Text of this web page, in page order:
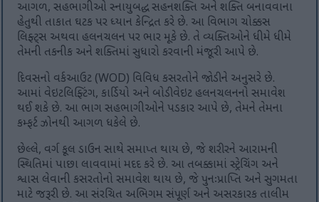
આગળ, સહભાગીઓ સ્નાયુબદ્ધ સહનશક્તિ અને શક્તિ બનાવવાના
હેતુથી તાકાત ઘટક પર ધ્યાન કેન્દ્રિત કરે છે. આ વિભાગ ચોક્કસ
લિફ્ટ્સ અથવા હલનચલન પર ભાર મૂકે છે. તે વ્યક્તિઓને ધીમે ધીમે
તેમની તકનીક અને શક્તિમાં સુધારો કરવાની મંજૂરી આપે છે.
દિવસનો વર્કઆઉટ (WOD) વિવિધ કસરતોને જોડીને અનુસરે છે.
આમાં વેઇટલિફ્ટિંગ, કાર્ડિયો અને બોડીવેઇટ હલનચલનનો સમાવેશ
થઈ શકે છે. આ ભાગ સહભાગીઓને પડકાર આપે છે, તેમને તેમના
કમ્ફર્ટ ઝોનથી આગળ ધકેલે છે.
છેલ્લે, વર્ગ કૂલ ડાઉન સાથે સમાપ્ત થાય છે, જે શરીરને આરામની
સ્થિતિમાં પાછા લાવવામાં મદદ કરે છે. આ તબક્કામાં સ્ટ્રેચિંગ અને
શ્વાસ લેવાની કસરતોનો સમાવેશ થાય છે, જે પુનઃપ્રાપ્તિ અને સુગમતા
માટે જરૂરી છે. આ સંરચિત અભિગમ સંપૂર્ણ અને અસરકારક તાલીમ